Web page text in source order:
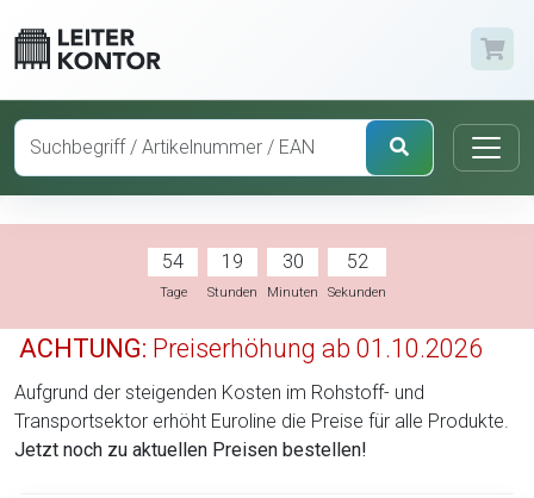
54
Tage
19
Stunden
30
Minuten
51
Sekunden
ACHTUNG: Preiserhöhung ab 01.10.2026
Aufgrund der steigenden Kosten im Rohstoff- und
Transportsektor erhöht Euroline die Preise für alle Produkte.
Jetzt noch zu aktuellen Preisen bestellen!